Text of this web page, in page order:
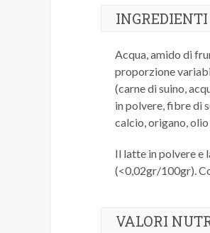
INGREDIENTI
Acqua, amido di
proporzione
(carne di suino,
in polvere, fibre di
calcio, origano,
Il latte in polvere e
(<0,02gr/100gr).
VALORI